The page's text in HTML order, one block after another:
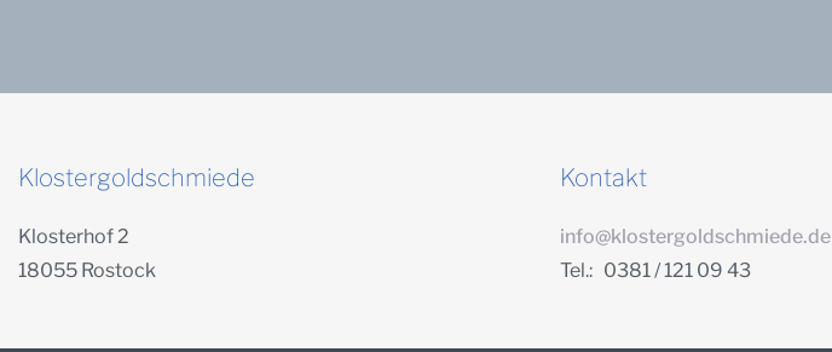
Klostergoldschmiede
Klosterhof 2
18055 Rostock
Kontakt
info@klostergoldschmiede.de
Tel.: 0381 / 121 09 43